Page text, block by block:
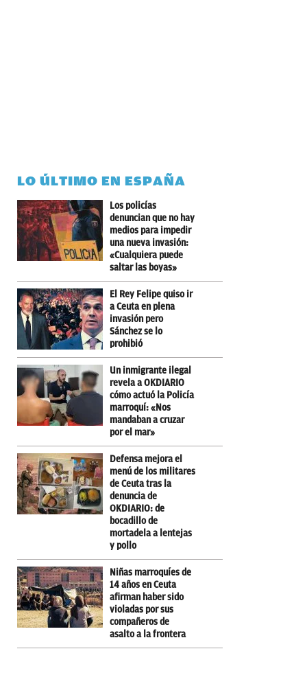
LO ÚLTIMO EN ESPAÑA
Los policías
denuncian que no hay
medios para impedir
una nueva invasión:
«Cualquiera puede
saltar las boyas»
El Rey Felipe quiso ir
a Ceuta en plena
invasión pero
Sánchez se lo
prohibió
Un inmigrante ilegal
revela a OKDIARIO
cómo actuó la Policía
marroquí: «Nos
mandaban a cruzar
por el mar»
Defensa mejora el
menú de los militares
de Ceuta tras la
denuncia de
OKDIARIO: de
bocadillo de
mortadela a lentejas
y pollo
Niñas marroquíes de
14 años en Ceuta
afirman haber sido
violadas por sus
compañeros de
asalto a la frontera